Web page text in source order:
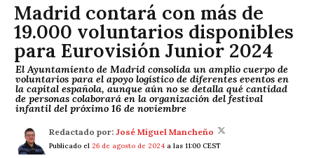
Madrid contará con más de
19.000 voluntarios disponibles
para Eurovisión Junior 2024
El Ayuntamiento de Madrid consolida un amplio cuerpo de
voluntarios para el apoyo logístico de diferentes eventos en
la capital española, aunque aún no se detalla qué cantidad
de personas colaborará en la organización del festival
infantil del próximo 16 de noviembre
Redactado por: José Miguel Mancheño
Publicado el 26 de agosto de 2024 a las 11:00 CEST